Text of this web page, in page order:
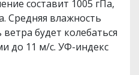
составит 1005 гПа,
Средняя влажность
будет колебаться
до 11 м/с. УФ-индекс